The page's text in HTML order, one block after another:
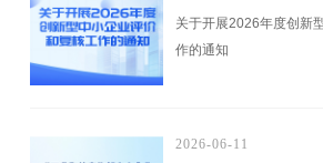
关于开展2026年度创新
作的通知
2026-06-11